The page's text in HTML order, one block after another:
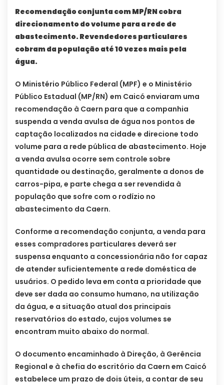
Recomendação conjunta com MP/RN cobra
direcionamento do volume para a rede de
abastecimento. Revendedores particulares
cobram da população até 10 vezes mais pela
água.
O Ministério Público Federal (MPF) e o Ministério
Público Estadual (MP/RN) em Caicó enviaram uma
recomendação à Caern para que a companhia
suspenda a venda avulsa de água nos pontos de
captação localizados na cidade e direcione todo
volume para a rede pública de abastecimento. Hoje
a venda avulsa ocorre sem controle sobre
quantidade ou destinação, geralmente a donos de
carros-pipa, e parte chega a ser revendida à
população que sofre com o rodízio no
abastecimento da Caern.
Conforme a recomendação conjunta, a venda para
esses compradores particulares deverá ser
suspensa enquanto a concessionária não for capaz
de atender suficientemente a rede doméstica de
usuários. O pedido leva em conta a prioridade que
deve ser dada ao consumo humano, na utilização
da água, e a situação atual dos principais
reservatórios do estado, cujos volumes se
encontram muito abaixo do normal.
O documento encaminhado à Direção, à Gerência
Regional e à chefia do escritório da Caern em Caicó
estabelece um prazo de dois úteis, a contar de seu